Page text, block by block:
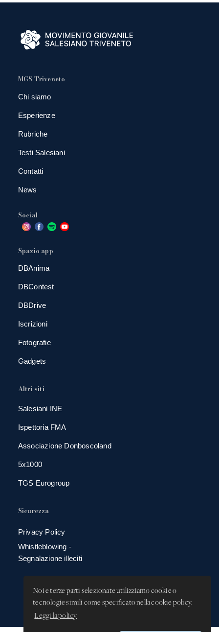
Noi e terze parti selezionate utilizziamo cookie o
tecnologie simili come specificato nella cookie policy.
Leggi la policy
MGS Triveneto
Chi siamo
Esperienze
Rubriche
Testi Salesiani
Contatti
News
Social
Spazio app
DBAnima
DBContest
DBDrive
Iscrizioni
Fotografie
Gadgets
Altri siti
Salesiani INE
Ispettoria FMA
Associazione Donboscoland
5x1000
TGS Eurogroup
Sicurezza
Privacy Policy
Whistleblowing -
Segnalazione illeciti